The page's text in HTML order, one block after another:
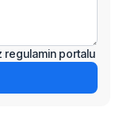
regulamin portalu